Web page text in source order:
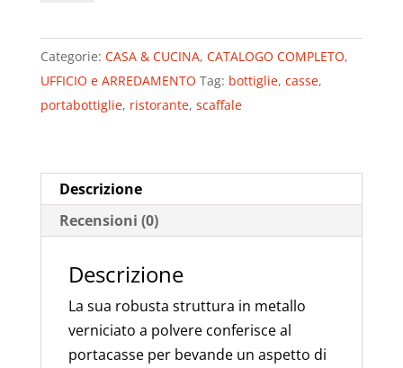
Casse
autoportante
per
Casse
quantità
Categorie: CASA & CUCINA, CATALOGO COMPLETO,
UFFICIO e ARREDAMENTO Tag: bottiglie, casse,
portabottiglie, ristorante, scaffale
Descrizione
Recensioni (0)
Descrizione
La sua robusta struttura in metallo
verniciato a polvere conferisce al
portacasse per bevande un aspetto di